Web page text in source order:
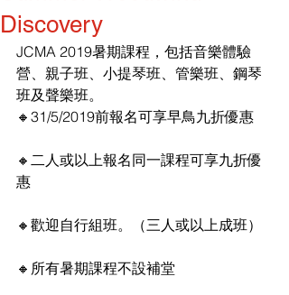
Discovery
JCMA 2019暑期課程，包括音樂體驗
營、親子班、小提琴班、管樂班、鋼琴
班及聲樂班。
🔸31/5/2019前報名可享早鳥九折優惠
🔸二人或以上報名同一課程可享九折優
惠
🔸歡迎自行組班。（三人或以上成班）
🔸所有暑期課程不設補堂